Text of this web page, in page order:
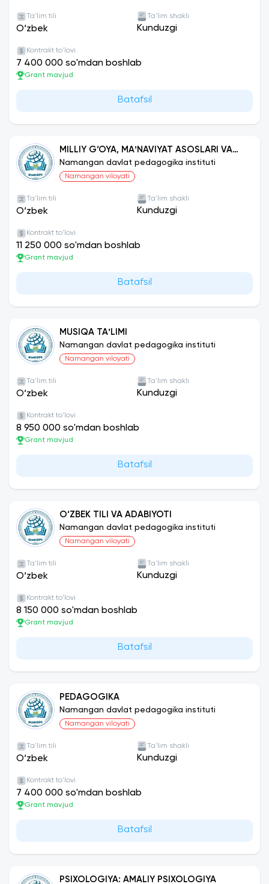
Ta'lim tili
O‘zbek
Ta'lim shakli
Kunduzgi
Kontrakt to'lovi
7 400 000 so'mdan boshlab
Grant mavjud
Batafsil
MILLIY G‘OYA, MAʼNAVIYAT ASOSLARI VA
HUQUQ TAʼLIMI
Namangan davlat pedagogika instituti
Namangan viloyati
Ta'lim tili
O‘zbek
Ta'lim shakli
Kunduzgi
Kontrakt to'lovi
11 250 000 so'mdan boshlab
Grant mavjud
Batafsil
MUSIQA TAʼLIMI
Namangan davlat pedagogika instituti
Namangan viloyati
Ta'lim tili
O‘zbek
Ta'lim shakli
Kunduzgi
Kontrakt to'lovi
8 950 000 so'mdan boshlab
Grant mavjud
Batafsil
O‘ZBEK TILI VA ADABIYOTI
Namangan davlat pedagogika instituti
Namangan viloyati
Ta'lim tili
O‘zbek
Ta'lim shakli
Kunduzgi
Kontrakt to'lovi
8 150 000 so'mdan boshlab
Grant mavjud
Batafsil
PEDAGOGIKA
Namangan davlat pedagogika instituti
Namangan viloyati
Ta'lim tili
O‘zbek
Ta'lim shakli
Kunduzgi
Kontrakt to'lovi
7 400 000 so'mdan boshlab
Grant mavjud
Batafsil
PSIXOLOGIYA: AMALIY PSIXOLOGIYA